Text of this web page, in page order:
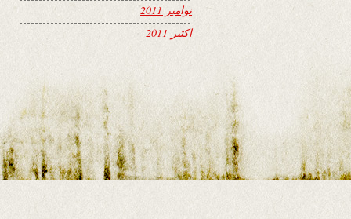
نوامبر 2011
اکتبر 2011